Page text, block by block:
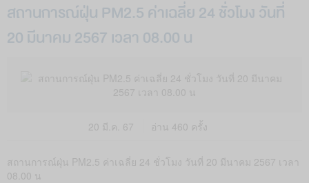
สถานการณ์ฝุ่น PM2.5 ค่าเฉลี่ย 24 ชั่วโมง วันที่
20 มีนาคม 2567 เวลา 08.00 น
20 มี.ค. 67 อ่าน 460 ครั้ง
สถานการณ์ฝุ่น PM2.5 ค่าเฉลี่ย 24 ชั่วโมง วันที่ 20 มีนาคม 2567 เวลา
08.00 น